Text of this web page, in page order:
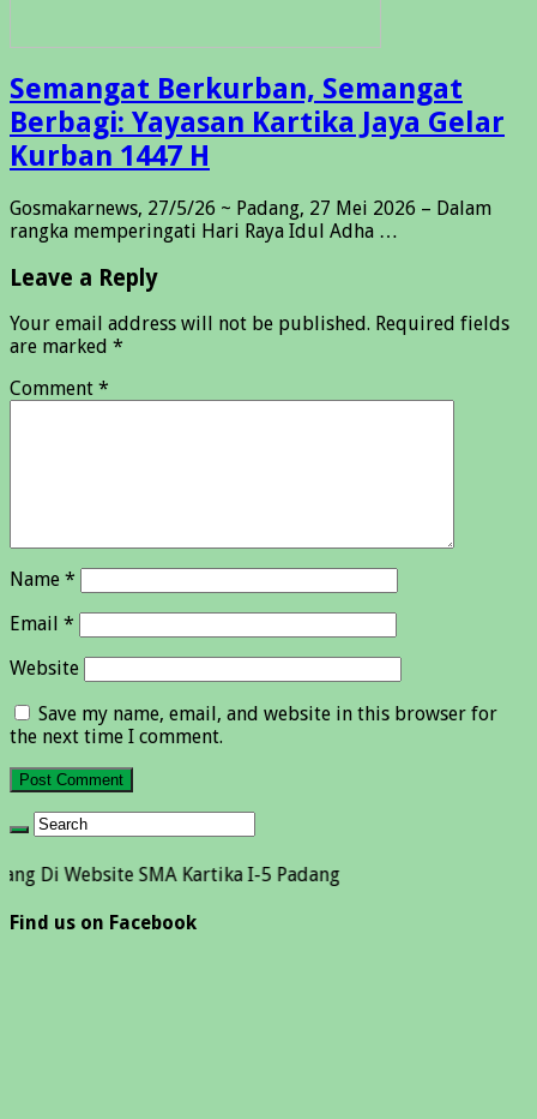
Semangat Berkurban, Semangat
Berbagi: Yayasan Kartika Jaya Gelar
Kurban 1447 H
Gosmakarnews, 27/5/26 ~ Padang, 27 Mei 2026 – Dalam
rangka memperingati Hari Raya Idul Adha …
Leave a Reply
Your email address will not be published. Required fields
are marked *
Comment *
Name *
Email *
Website
Save my name, email, and website in this browser for
the next time I comment.
SMA Kartika I-5 Padang
Find us on Facebook